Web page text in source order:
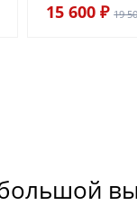
15 600 ₽ 19